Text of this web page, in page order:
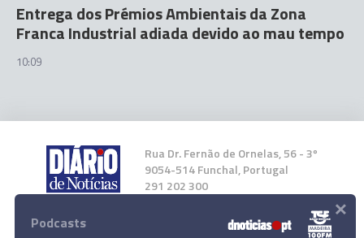
Entrega dos Prémios Ambientais da Zona
Franca Industrial adiada devido ao mau tempo
10:09
Rua Dr. Fernão de Ornelas, 56 - 3º
9054-514 Funchal, Portugal
291 202 300
Instale a nossa App
Podcasts ×